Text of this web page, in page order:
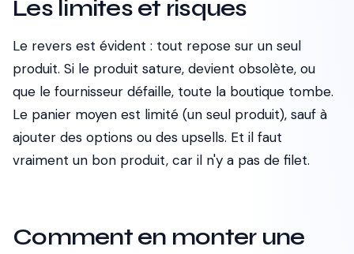
Les limites et risques
Le revers est évident : tout repose sur un seul
produit. Si le produit sature, devient obsolète, ou
que le fournisseur défaille, toute la boutique tombe.
Le panier moyen est limité (un seul produit), sauf à
ajouter des options ou des upsells. Et il faut
vraiment un bon produit, car il n'y a pas de filet.
Comment en monter une